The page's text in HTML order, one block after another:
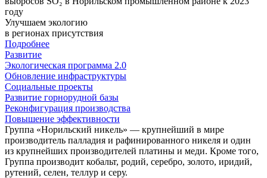
году
Улучшаем экологию
в регионах присутствия
Подробнее
Развитие
Экологическая программа 2.0
Обновление инфраструктуры
Социальные проекты
Развитие горнорудной базы
Реконфигурация производства
Повышение эффективности
Группа «Норильский никель» — крупнейший в мире
производитель палладия и рафинированного никеля и один
из крупнейших производителей платины и меди. Кроме того,
Группа производит кобальт, родий, серебро, золото, иридий,
рутений, селен, теллур и серу.